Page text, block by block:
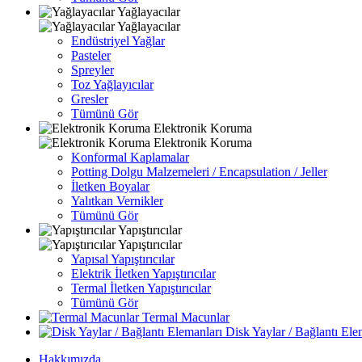
Yağlayacılar
Yağlayacılar
Endüstriyel Yağlar
Pasteler
Spreyler
Toz Yağlayıcılar
Gresler
Tümünü Gör
Elektronik Koruma
Elektronik Koruma
Konformal Kaplamalar
Potting Dolgu Malzemeleri / Encapsulation / Jeller
İletken Boyalar
Yalıtkan Vernikler
Tümünü Gör
Yapıştırıcılar
Yapıştırıcılar
Yapısal Yapıştırıcılar
Elektrik İletken Yapıştırıcılar
Termal İletken Yapıştırıcılar
Tümünü Gör
Termal Macunlar
Disk Yaylar / Bağlantı
Hakkımızda